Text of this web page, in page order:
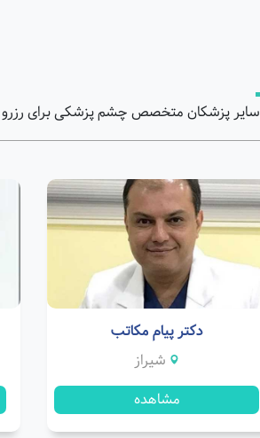
سایر پزشکان متخصص چشم پزشکی برای رزرو
دکتر پیام مکاتب
شیراز
مشاهده